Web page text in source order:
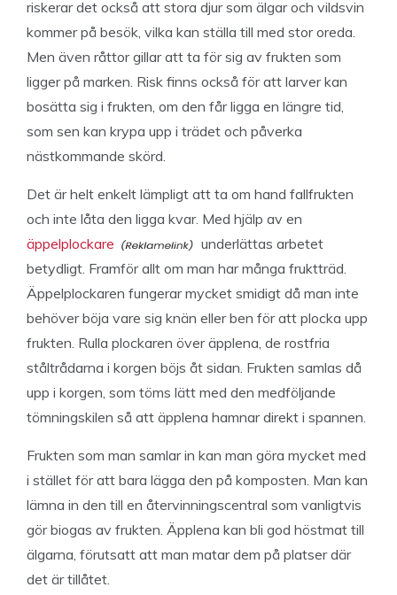
riskerar det också att stora djur som älgar och vildsvin
kommer på besök, vilka kan ställa till med stor oreda.
Men även råttor gillar att ta för sig av frukten som
ligger på marken. Risk finns också för att larver kan
bosätta sig i frukten, om den får ligga en längre tid,
som sen kan krypa upp i trädet och påverka
nästkommande skörd.
Det är helt enkelt lämpligt att ta om hand fallfrukten
och inte låta den ligga kvar. Med hjälp av en
äppelplockare
underlättas arbetet
betydligt. Framför allt om man har många fruktträd.
Äppelplockaren fungerar mycket smidigt då man inte
behöver böja vare sig knän eller ben för att plocka upp
frukten. Rulla plockaren över äpplena, de rostfria
ståltrådarna i korgen böjs åt sidan. Frukten samlas då
upp i korgen, som töms lätt med den medföljande
tömningskilen så att äpplena hamnar direkt i spannen.
Frukten som man samlar in kan man göra mycket med
i stället för att bara lägga den på komposten. Man kan
lämna in den till en återvinningscentral som vanligtvis
gör biogas av frukten. Äpplena kan bli god höstmat till
älgarna, förutsatt att man matar dem på platser där
det är tillåtet.